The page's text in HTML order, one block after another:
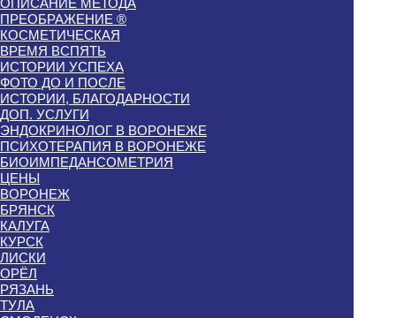
ПРЕОБРАЖЕНИЕ ®
КОСМЕТИЧЕСКАЯ
ВРЕМЯ ВСПЯТЬ
ИСТОРИИ УСПЕХА
ФОТО ДО И ПОСЛЕ
ИСТОРИИ, БЛАГОДАРНОСТИ
ДОП. УСЛУГИ
ЭНДОКРИНОЛОГ В ВОРОНЕЖЕ
ПСИХОТЕРАПИЯ В ВОРОНЕЖЕ
БИОИМПЕДАНСОМЕТРИЯ
ЦЕНЫ
ВОРОНЕЖ
БРЯНСК
КАЛУГА
КУРСК
ЛИСКИ
ОРЁЛ
РЯЗАНЬ
ТУЛА